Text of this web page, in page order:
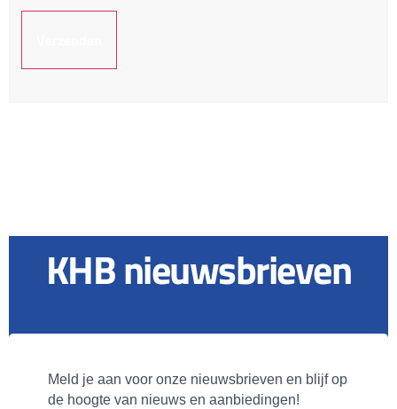
KHB nieuwsbrieven
Meld je aan voor onze nieuwsbrieven en blijf op
de hoogte van nieuws en aanbiedingen!